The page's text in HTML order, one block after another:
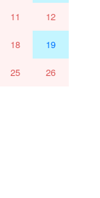
11 12
18 19
25 26